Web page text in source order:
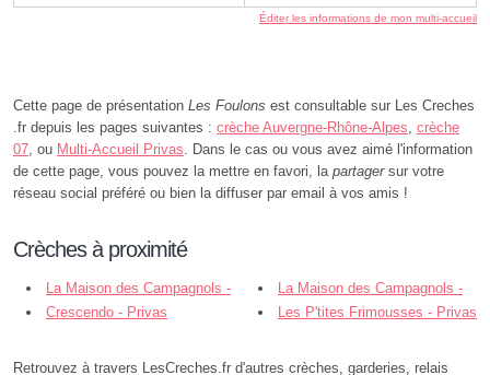
Éditer les informations de mon multi-accueil
Cette page de présentation Les Foulons est consultable sur Les Creches
.fr depuis les pages suivantes : crèche Auvergne-Rhône-Alpes, crèche
07, ou Multi-Accueil Privas. Dans le cas ou vous avez aimé l'information
de cette page, vous pouvez la mettre en favori, la partagersur votre
réseau social préféré ou bien la diffuser par email à vos amis !
Crèches à proximité
La Maison des Campagnols -
Privas
La Maison des Campagnols -
Privas
Crescendo - Privas Les P'tites Frimousses - Privas
Retrouvez à travers LesCreches.fr d'autres crèches, garderies, relais